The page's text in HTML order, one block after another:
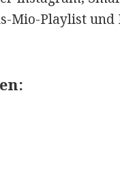
Mio-Playlist und